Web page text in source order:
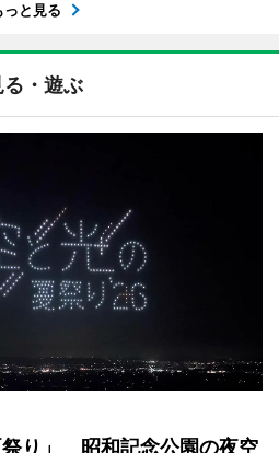
っと見る
る・遊ぶ
祭り」 昭和記念公園の夜空